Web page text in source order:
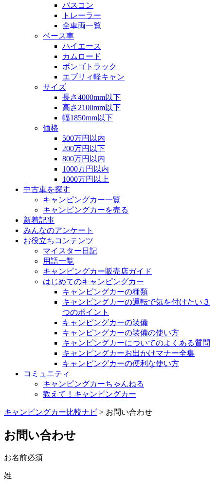
バスコン
トレーラー
全車両一覧
ベース車
ハイエース
カムロード
ボンゴトラック
エブリィ軽キャン
サイズ
長さ4000mm以下
高さ2100mm以下
幅1850mm以下
価格
500万円以内
200万円以下
800万円以内
1000万円以内
1000万円以上
中古車を探す
キャンピングカー一覧
キャンピングカーを売る
新着記事
みんなのアンケート
お役立ちコンテンツ
マイスター日記
用語一覧
キャンピングカー販売店ガイド
はじめてのキャンピングカー
キャンピングカーの種類
キャンピングカーの運転で気を付けたい３
つのポイント
キャンピングカーの装備
キャンピングカーの装備の使い方
キャンピングカーについてのよくある質問
キャンピングカーお出かけマナー全集
キャンピングカーの便利な使い方
コミュニティ
キャンピングカーちゃんねる
教えて！キャンピングカー
キャンピングカー比較ナビ > お問い合わせ
お問い合わせ
お名前必須
姓